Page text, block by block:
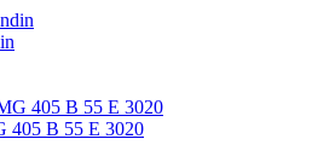
405 B 55 E 3020